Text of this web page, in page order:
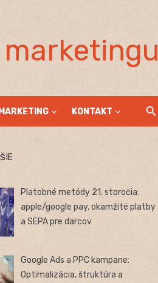
KONTAKT
Platobné metódy 21. storočia:
apple/google pay, okamžité platby
a SEPA pre darcov
Google Ads a PPC kampane:
Optimalizácia, štruktúra a